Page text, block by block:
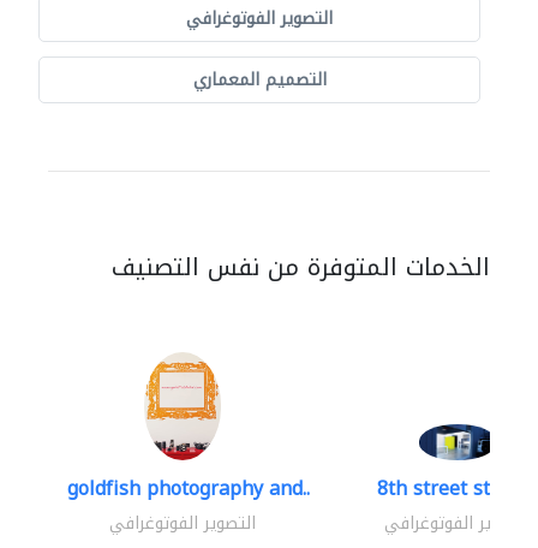
التصوير الفوتوغرافي
التصميم المعماري
الخدمات المتوفرة من نفس التصنيف
goldfish photography and..
التصوير الفوتوغرافي
8th street studios
التصوير الفوتوغرافي